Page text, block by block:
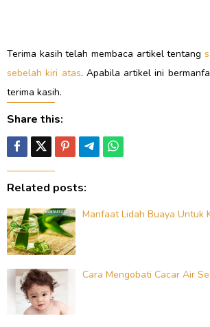
Terima kasih telah membaca artikel tentang
sebelah kiri atas. Apabila artikel ini
terima kasih.
Share this:
Related posts:
Manfaat Lidah Buaya Untuk
Cara Mengobati Cacar Air